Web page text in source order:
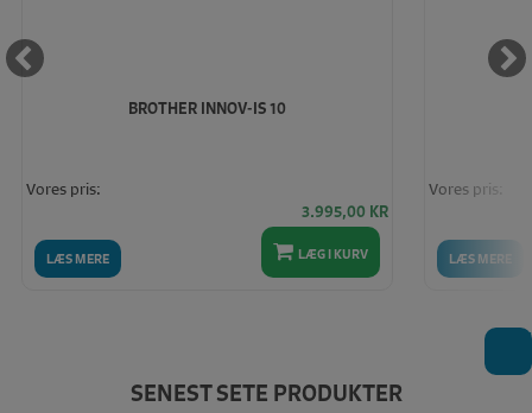
BROTHER INNOV-IS 10
LÆS MERE
Vores pris:
3.995,00 KR
LÆG I KURV LÆS MERE
Vores pris:
SENEST SETE PRODUKTER